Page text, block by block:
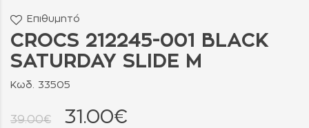
Επιθυμητό
CROCS 212245-001 BLACK
SATURDAY SLIDE M
Κωδ. 33505
39.00€ 31.00€